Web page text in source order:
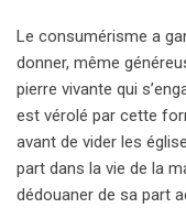
Le consumérisme a
donner, même
pierre vivante qui
est vérolé par cette
avant de vider les
part dans la vie de la
dédouaner de sa part